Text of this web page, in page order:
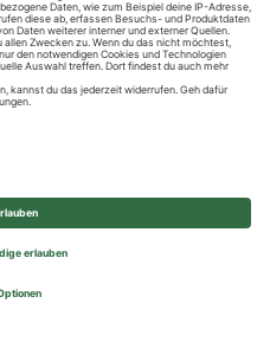
- All rights reserved